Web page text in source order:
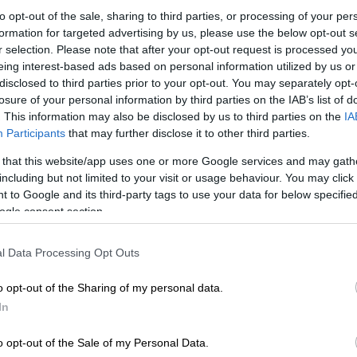
opt-out of the sale, sharing to third parties, or processing of your
for targeted advertising by us, please use the below opt-out
selection. Please note that after your opt-out request is processed
interest-based ads based on personal information utilized by us
to third parties prior to your opt-out. You may separately
of your personal information by third parties on the IAB’s list of
This information may also be disclosed by us to third parties on the
Participants that may further disclose it to other third parties.
that this website/app uses one or more Google services and may
but not limited to your visit or usage behaviour. You may
to Google and its third-party tags to use your data for below
consent section.
Data Processing Opt Outs
opt-out of the Sharing of my personal data.
opt-out of the Sale of my Personal Data.
Αυτός είναι ο σύζυγός μου».
σεξουαλικές επαφές με τον
Ο Exotic είχε ήδη κάνει γνωστό τον
παρουσιάζοντας τον Jorge ως έναν
Το ζευγάρι είχε ξεκαθαρίσει από
των τειχών και ν' αναζητήσει
ασύλου, είτε φεύγοντας από τις